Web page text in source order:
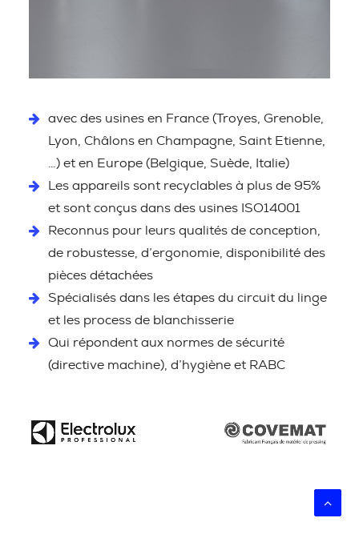
avec des usines en France (Troyes, Grenoble,
Lyon, Châlons en Champagne, Saint Etienne,
…) et en Europe (Belgique, Suède, Italie)
Les appareils sont recyclables à plus de 95%
et sont conçus dans des usines ISO14001
Reconnus pour leurs qualités de conception,
de robustesse, d’ergonomie, disponibilité des
pièces détachées
Spécialisés dans les étapes du circuit du linge
et les process de blanchisserie
Qui répondent aux normes de sécurité
(directive machine), d’hygiène et RABC